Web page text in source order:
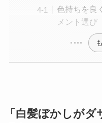
色持ちを良
メント選び
「白髪ぼかしが